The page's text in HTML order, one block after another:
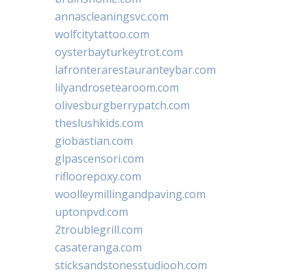
annascleaningsvc.com
wolfcitytattoo.com
oysterbayturkeytrot.com
lafronterarestauranteybar.com
lilyandrosetearoom.com
olivesburgberrypatch.com
theslushkids.com
giobastian.com
glpascensori.com
rifloorepoxy.com
woolleymillingandpaving.com
uptonpvd.com
2troublegrill.com
casateranga.com
sticksandstonesstudiooh.com